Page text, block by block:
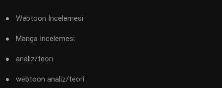
Webtoon İncelemesi
Manga İncelemesi
analiz/teori
webtoon analiz/teori